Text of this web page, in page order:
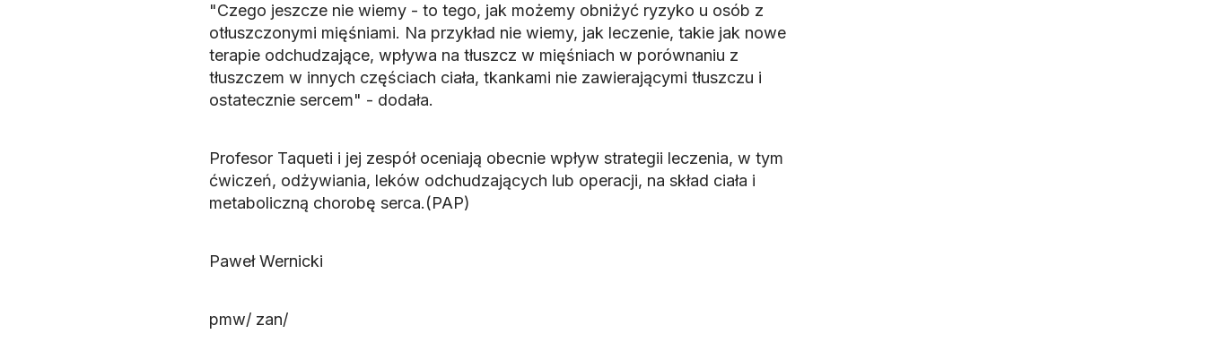
"Czego jeszcze nie wiemy - to tego, jak możemy obniżyć ryzyko u osób z
otłuszczonymi mięśniami. Na przykład nie wiemy, jak leczenie, takie jak nowe
terapie odchudzające, wpływa na tłuszcz w mięśniach w porównaniu z
tłuszczem w innych częściach ciała, tkankami nie zawierającymi tłuszczu i
ostatecznie sercem" - dodała.
Profesor Taqueti i jej zespół oceniają obecnie wpływ strategii leczenia, w tym
ćwiczeń, odżywiania, leków odchudzających lub operacji, na skład ciała i
metaboliczną chorobę serca.(PAP)
Paweł Wernicki
pmw/ zan/